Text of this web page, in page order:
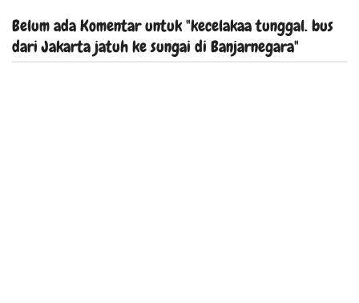
Belum ada Komentar untuk "kecelakaa tunggal. bus
dari Jakarta jatuh ke sungai di Banjarnegara"